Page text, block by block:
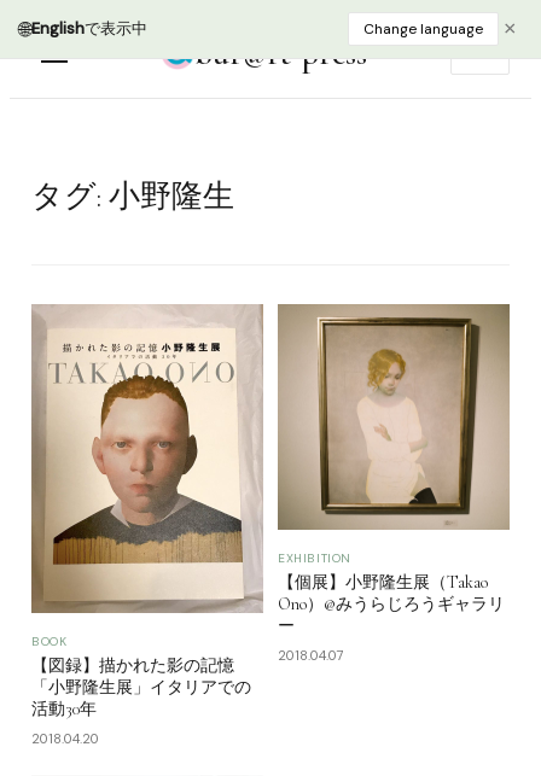
🌐Englishで表示中 Change language ×
bur@rt press
タグ: 小野隆生
BOOK
【図録】描かれた影の記憶
「小野隆生展」イタリアでの
活動30年
2018.04.20
EXHIBITION
【個展】小野隆生展（Takao
Ono）@みうらじろうギャラリ
ー
2018.04.07